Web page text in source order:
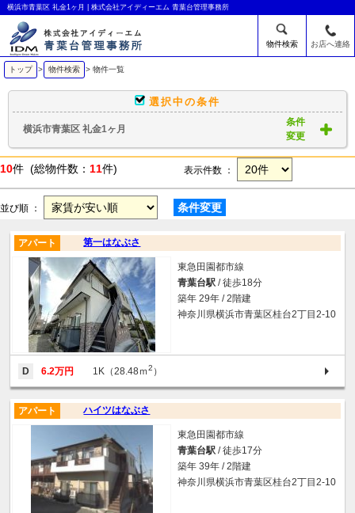
横浜市青葉区 礼金1ヶ月 | 株式会社アイディーエム 青葉台管理事務所
物件検索 お店へ連絡
トップ > 物件検索 > 物件一覧
選択中の条件
横浜市青葉区 礼金1ヶ月
条件
変更
10件 (総物件数： 11件) 表示件数 ：
並び順 ： 条件変更
第一はなぶさ
アパート
東急田園都市線
青葉台駅 / 徒歩18分
築年 29年 / 2階建
神奈川県横浜市青葉区桂台2丁目2-10
D 6.2万円 1K（28.48ｍ2 ）
ハイツはなぶさ
アパート
東急田園都市線
青葉台駅 / 徒歩17分
築年 39年 / 2階建
神奈川県横浜市青葉区桂台2丁目2-10